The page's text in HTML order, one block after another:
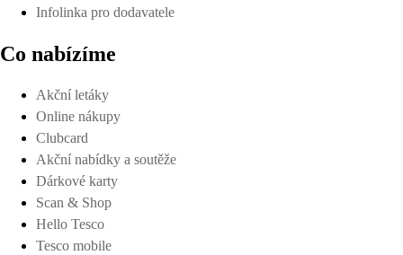
Infolinka pro dodavatele
Co nabízíme
Akční letáky
Online nákupy
Clubcard
Akční nabídky a soutěže
Dárkové karty
Scan & Shop
Hello Tesco
Tesco mobile